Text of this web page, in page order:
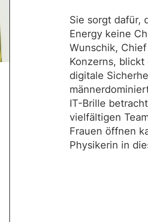
Sie sorgt dafür,
Energy keine
Wunschik,
Konzerns,
digitale
IT-Brille
vielfältigen
Frauen öffnen
Physikerin in